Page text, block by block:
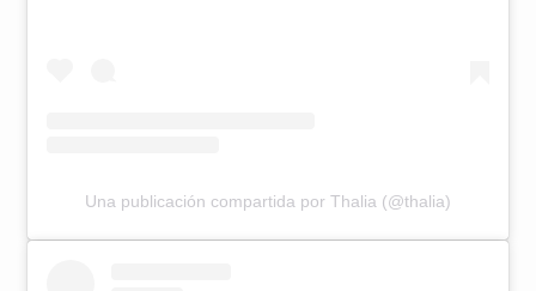
Una publicación compartida por Thalia (@thalia)